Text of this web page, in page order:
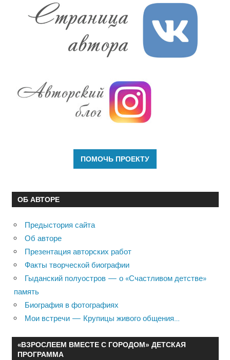
ОБ АВТОРЕ
Предыстория сайта
Об авторе
Презентация авторских работ
Факты творческой биографии
Гыданский полуостров — о «Счастливом детстве»
память
Биография в фотографиях
Мои встречи — Крупицы живого общения…
«ВЗРОСЛЕЕМ ВМЕСТЕ С ГОРОДОМ» ДЕТСКАЯ
ПРОГРАММА